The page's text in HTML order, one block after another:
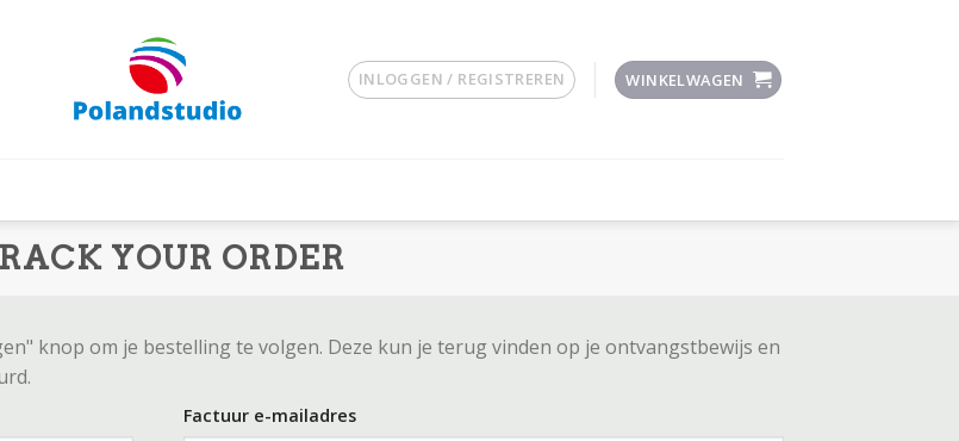
INLOGGEN / REGISTREREN WINKELWAGEN
YOUR ORDER
knop om je bestelling te volgen. Deze kun je terug vinden op je ontvangstbewijs en
Factuur e-mailadres